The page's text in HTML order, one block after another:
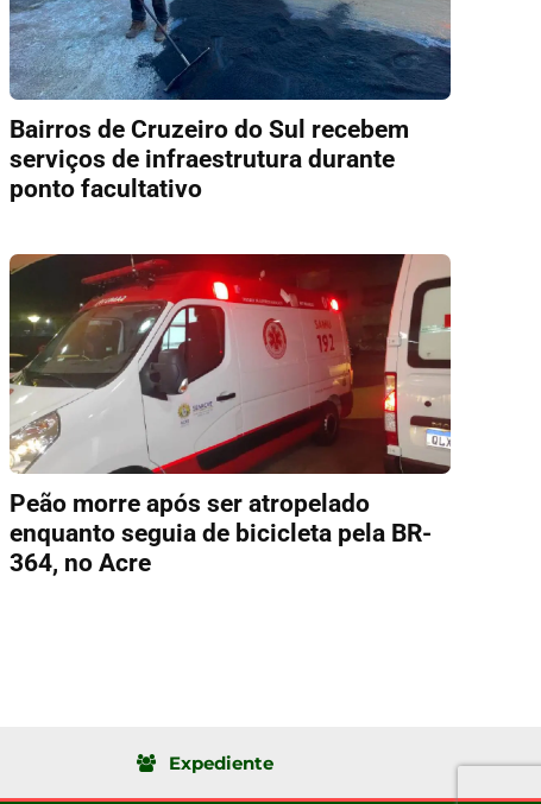
Bairros de Cruzeiro do Sul recebem
serviços de infraestrutura durante
ponto facultativo
Peão morre após ser atropelado
enquanto seguia de bicicleta pela BR-
364, no Acre
Expediente